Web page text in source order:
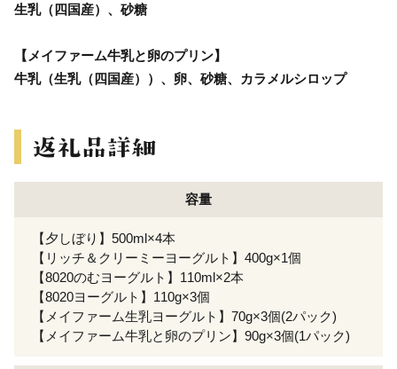
生乳（四国産）、砂糖
【メイファーム牛乳と卵のプリン】
牛乳（生乳（四国産））、卵、砂糖、カラメルシロップ
容量
【夕しぼり】500ml×4本
【リッチ＆クリーミーヨーグルト】400g×1個
【8020のむヨーグルト】110ml×2本
【8020ヨーグルト】110g×3個
【メイファーム生乳ヨーグルト】70g×3個(2パック)
【メイファーム牛乳と卵のプリン】90g×3個(1パック)